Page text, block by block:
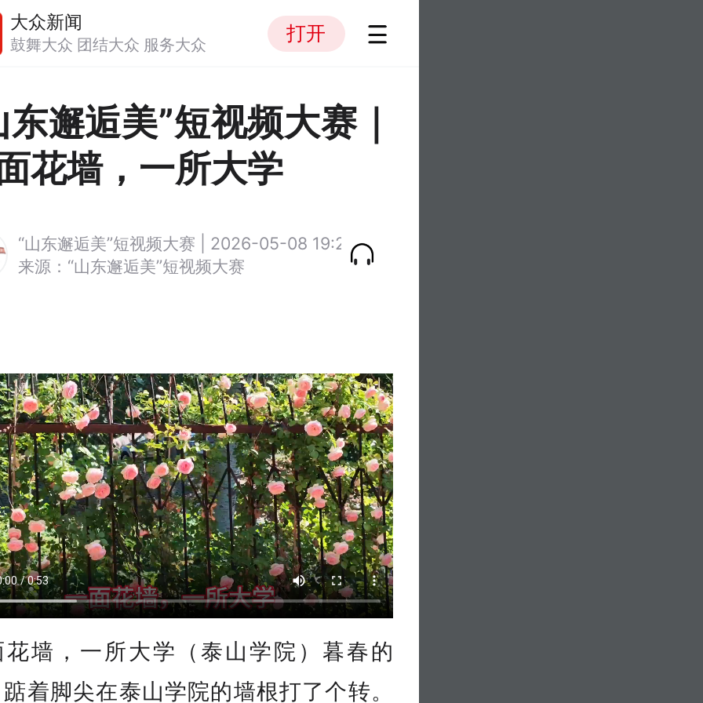
大众新闻
鼓舞大众 团结大众 服务大众 打开
东邂逅美”短视频大赛｜
花墙，一所大学
“山东邂逅美”短视频大赛 | 2026-05-08 19:25:17
来源：“山东邂逅美”短视频大赛
花墙，一所大学（泰山学院）暮春的
着脚尖在泰山学院的墙根打了个转。